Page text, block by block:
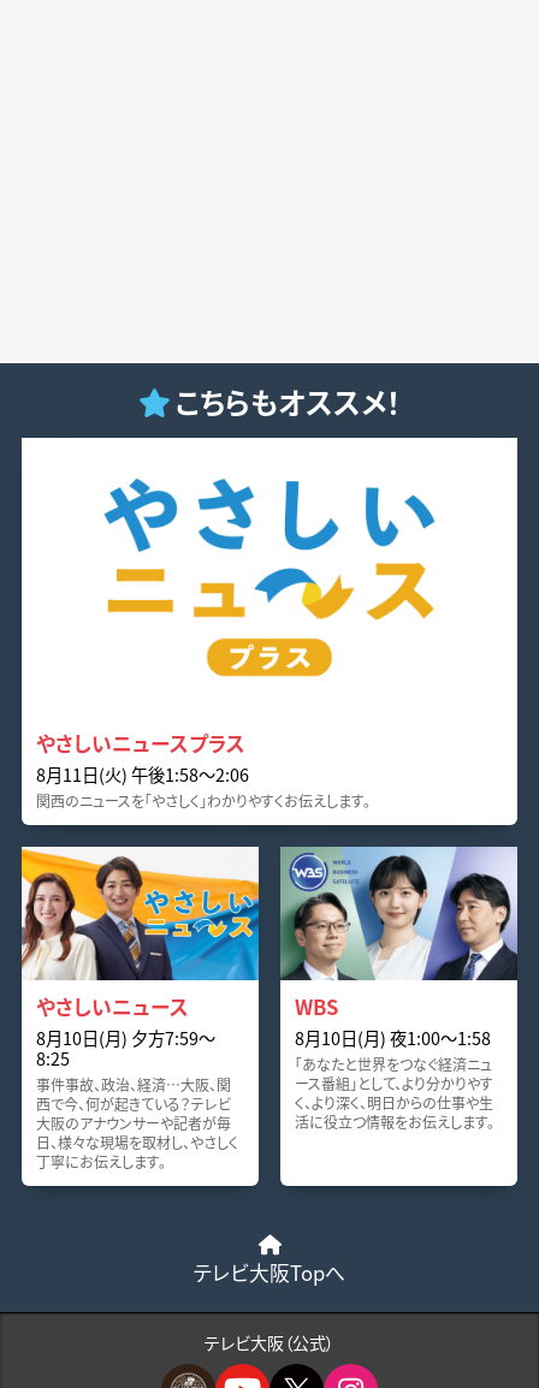
こちらもオススメ！
やさしいニュースプラス
8月11日(火) 午後1:58〜2:06
関西のニュースを「やさしく」わかりやすくお伝えします。
やさしいニュース
8月10日(月) 夕方7:59〜
8:25
事件事故、政治、経済…大阪、関
西で今、何が起きている？テレビ
大阪のアナウンサーや記者が毎
日、様々な現場を取材し、やさしく
丁寧にお伝えします。
WBS
8月10日(月) 夜1:00〜1:58
「あなたと世界をつなぐ経済ニュ
ース番組」として、より分かりやす
く、より深く、明日からの仕事や生
活に役立つ情報をお伝えします。
テレビ大阪Topへ
テレビ大阪（公式）